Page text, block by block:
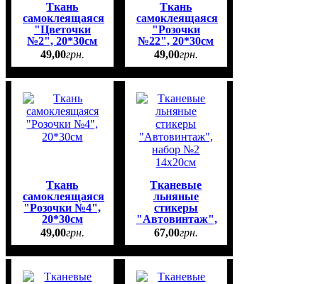
Ткань
самоклеящаяся
"Цветочки
№2", 20*30см
49,00грн.
Ткань
самоклеящаяся
"Розочки
№22", 20*30см
49,00грн.
Ткань
самоклеящаяся
"Розочки №4",
20*30см
49,00грн.
Тканевые
льняные
стикеры
"Автовинтаж",
набор №2
14х20см
67,00грн.